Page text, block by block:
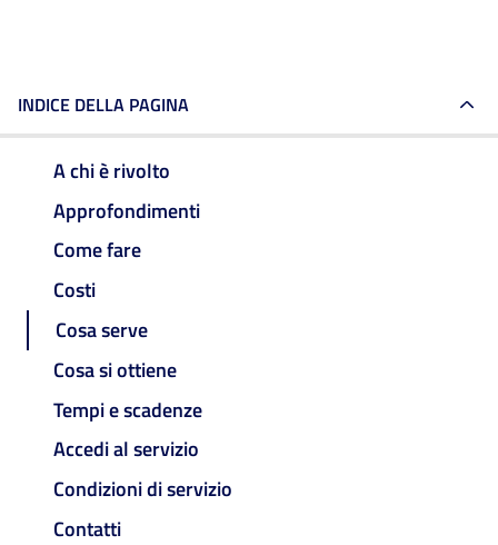
INDICE DELLA PAGINA
A chi è rivolto
Approfondimenti
Come fare
Costi
Cosa serve
Cosa si ottiene
Tempi e scadenze
Accedi al servizio
Condizioni di servizio
Contatti